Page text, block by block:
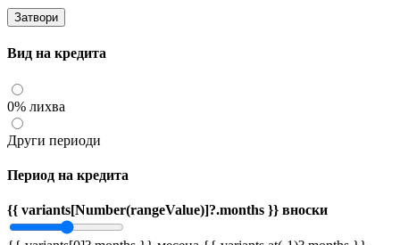
Затвори
Вид на кредита
0% лихва
Други периоди
Период на кредита
{{ variants[Number(rangeValue)]?.months }} вноски